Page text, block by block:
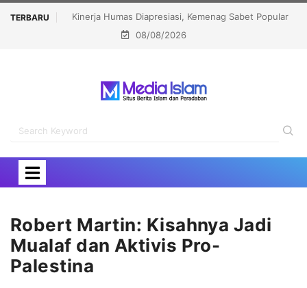
TERBARU
Popular
Menhaj: IKLHI 2026 Bukti Layanan Haji Kian Berkualitas
08/08/2026
Robert Martin: Kisahnya Jadi
Mualaf dan Aktivis Pro-
Palestina